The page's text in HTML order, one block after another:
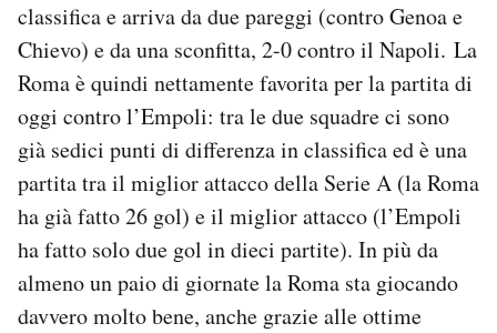
Esci
classifica e arriva da due pareggi (contro Genoa e
Chievo) e da una sconfitta, 2-0 contro il Napoli. La
Roma è quindi nettamente favorita per la partita di
oggi contro l’Empoli: tra le due squadre ci sono
già sedici punti di differenza in classifica ed è una
partita tra il miglior attacco della Serie A (la Roma
ha già fatto 26 gol) e il miglior attacco (l’Empoli
ha fatto solo due gol in dieci partite). In più da
almeno un paio di giornate la Roma sta giocando
davvero molto bene, anche grazie alle ottime